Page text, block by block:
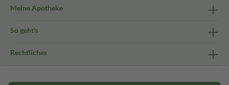
Meine Apotheke
So geht's
Rechtliches